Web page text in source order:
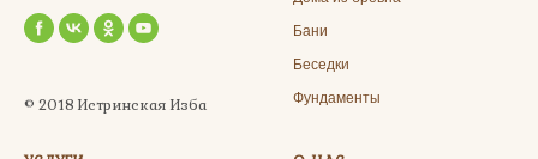
© 2018 Истринская Изба
Бани
Беседки
Фундаменты